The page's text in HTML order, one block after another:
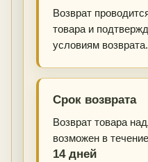
Возврат
товара и
условиям возврата.
Срок возврата
Возврат товара
возможен в течение
14 дней